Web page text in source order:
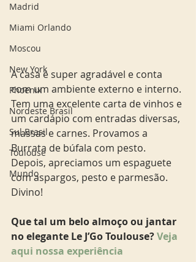
Madrid
Miami Orlando
Moscou
New York
Phoenix
Nordeste Brasil
Sul Brasil
Toulouse
Mundo
A casa é super agradável e conta
com um ambiente externo e interno.
Tem uma excelente carta de vinhos e
um cardápio com entradas diversas,
massas e carnes. Provamos a
Burrata de búfala com pesto.
Depois, apreciamos um espaguete
com aspargos, pesto e parmesão.
Divino!
Que tal um belo almoço ou jantar
no elegante Le J’Go Toulouse? Veja
aqui nossa experiência